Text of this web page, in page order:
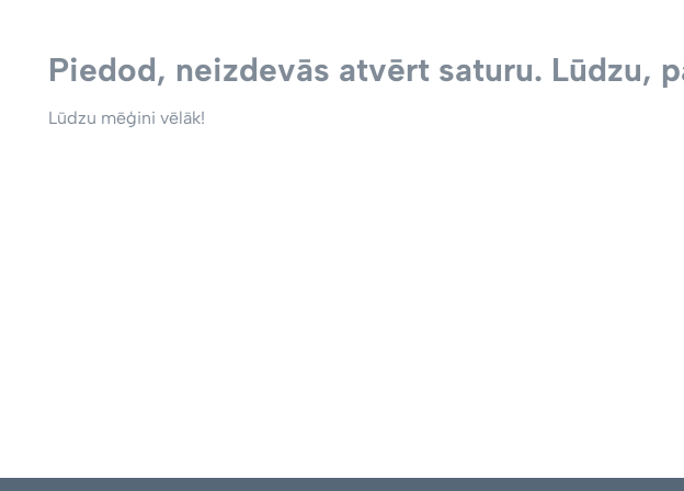
Piedod, neizdevās atvērt saturu. Lūdzu,
Lūdzu mēģini vēlāk!